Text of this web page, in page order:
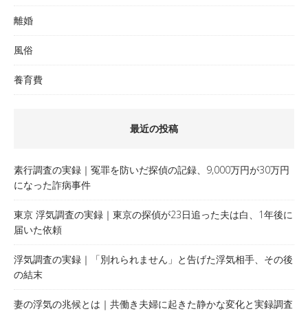
離婚
風俗
養育費
最近の投稿
素行調査の実録｜冤罪を防いだ探偵の記録、9,000万円が30万円
になった詐病事件
東京 浮気調査の実録｜東京の探偵が23日追った夫は白、1年後に
届いた依頼
浮気調査の実録｜「別れられません」と告げた浮気相手、その後
の結末
妻の浮気の兆候とは｜共働き夫婦に起きた静かな変化と実録調査